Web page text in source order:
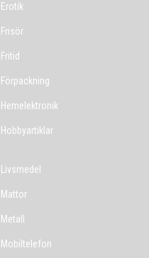
Erotik
Frisör
Fritid
Förpackning
Hemelektronik
Hobbyartiklar
Livsmedel
Mattor
Metall
Mobiltelefon